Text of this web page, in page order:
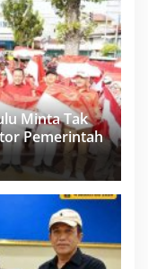
Minta Tak
Pemerintah